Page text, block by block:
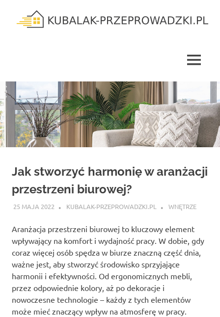
content
MENU
Jak stworzyć harmonię w aranżacji
przestrzeni biurowej?
25 MAJA 2022 KUBALAK-PRZEPROWADZKI.PL WNĘTRZE
Aranżacja przestrzeni biurowej to kluczowy element
wpływający na komfort i wydajność pracy. W dobie, gdy
coraz więcej osób spędza w biurze znaczną część dnia,
ważne jest, aby stworzyć środowisko sprzyjające
harmonii i efektywności. Od ergonomicznych mebli,
przez odpowiednie kolory, aż po dekoracje i
nowoczesne technologie – każdy z tych elementów
może mieć znaczący wpływ na atmosferę w pracy.